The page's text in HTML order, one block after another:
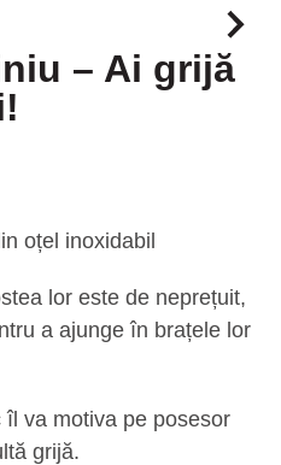
– Ai grijă
oțel inoxidabil
lor este de neprețuit,
a ajunge în brațele lor
va motiva pe posesor
grijă.